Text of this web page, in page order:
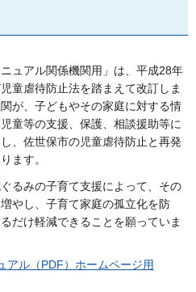
ュアル関係機関用」は、平成28年
童虐待防止法を踏まえて改訂しま
が、子どもやその家庭に対する情
童等の支援、保護、相談援助等に
、佐世保市の児童虐待防止と再発
ます。
るみの子育て支援によって、その
やし、子育て家庭の孤立化を防
だけ軽減できることを願っていま
アル（PDF）ホームページ用